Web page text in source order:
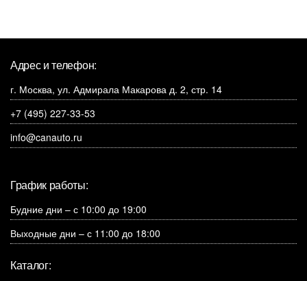
Адрес и телефон:
г. Москва, ул. Адмирала Макарова д. 2, стр. 14
+7 (495) 227-33-53
info@canauto.ru
График работы:
Будние дни – с 10:00 до 19:00
Выходные дни – с 11:00 до 18:00
Каталог: